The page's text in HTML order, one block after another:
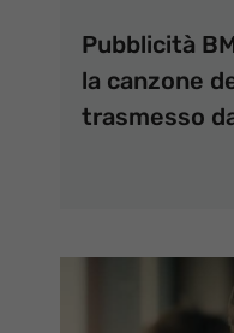
Pubblicità
la canzone
trasmesso